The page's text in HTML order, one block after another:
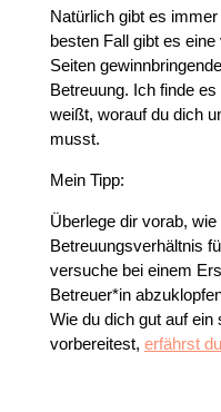
Natürlich gibt es
besten Fall gibt es
Seiten
Betreuung. Ich finde
weißt, worauf du dich
musst.
Mein Tipp:
Überlege dir vorab, wie
Betreuungsverhältnis
versuche bei einem
Betreuer*in
Wie du dich gut auf
vorbereitest, erfährst